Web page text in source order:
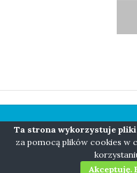
COPYRIGHT ©
Ta strona wykorzystuje
za pomocą plików cookies w
Akceptuję.